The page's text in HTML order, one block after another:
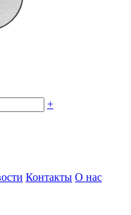
+
Контакты О нас